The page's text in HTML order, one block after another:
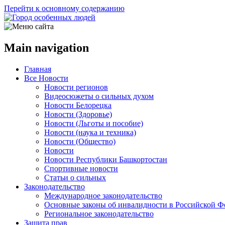
Перейти к основному содержанию
Main navigation
Главная
Все Новости
Новости регионов
Видеосюжеты о сильных духом
Новости Белорецка
Новости (Здоровье)
Новости (Льготы и пособие)
Новости (наука и техника)
Новости (Общество)
Новости
Новости Республики Башкортостан
Спортивные новости
Статьи о сильных
Законодательство
Международное законодательство
Основные законы об инвалидности в Российской
Региональное законодательство
Защита прав